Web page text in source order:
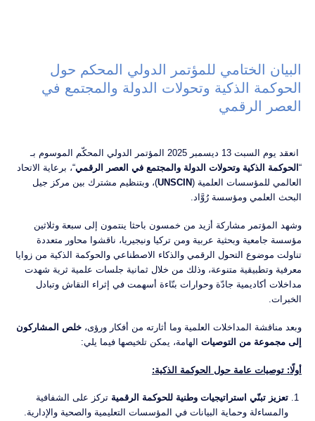
البيان الختامي للمؤتمر الدولي المحكم حول
الحوكمة الذكية وتحولات الدولة والمجتمع في
العصر الرقمي
انعقد يوم السبت 13 ديسمبر 2025 المؤتمر الدولي المحكّم الموسوم بـ
“الحوكمة الذكية وتحولات الدولة والمجتمع في العصر الرقمي“، برعاية الاتحاد
العالمي للمؤسسات العلمية (UNSCIN)، وبتنظيم مشترك بين مركز جيل
البحث العلمي ومؤسسة رُوَّاد.
وشهد المؤتمر مشاركة أزيد من خمسون باحثا ينتمون إلى سبعة وثلاثين
مؤسسة جامعية وبحثية عربية ومن تركيا ونيجيريا، ناقشوا محاور متعددة
تناولت موضوع التحول الرقمي والذكاء الاصطناعي والحوكمة الذكية من زوايا
معرفية وتطبيقية متنوعة، وذلك من خلال ثمانية جلسات علمية ثرية شهدت
مداخلات أكاديمية جادّة وحوارات بنّاءة أسهمت في إثراء النقاش وتبادل
الخبرات.
وبعد مناقشة المداخلات العلمية وما أثارته من أفكار ورؤى، خلص المشاركون
إلى مجموعة من التوصياتالهامة، يمكن تلخيصها فيما يلي:
أولًا: توصيات عامة حول الحوكمة الذكية:
تعزيز تبنّي استراتيجيات وطنية للحوكمة الرقمية تركز على الشفافية
والمساءلة وحماية البيانات في المؤسسات التعليمية والصحية والإدارية.